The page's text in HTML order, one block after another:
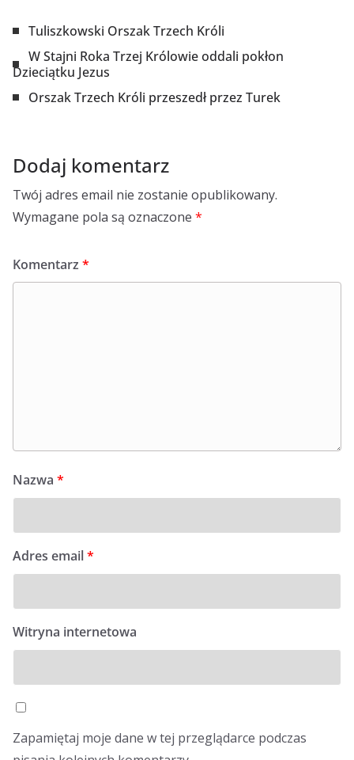
Tuliszkowski Orszak Trzech Króli
W Stajni Roka Trzej Królowie oddali pokłon
Dzieciątku Jezus
Orszak Trzech Króli przeszedł przez Turek
Dodaj komentarz
Twój adres email nie zostanie opublikowany.
Wymagane pola są oznaczone *
Komentarz *
Nazwa *
Adres email*
Witryna internetowa
Zapamiętaj moje dane w tej przeglądarce podczas